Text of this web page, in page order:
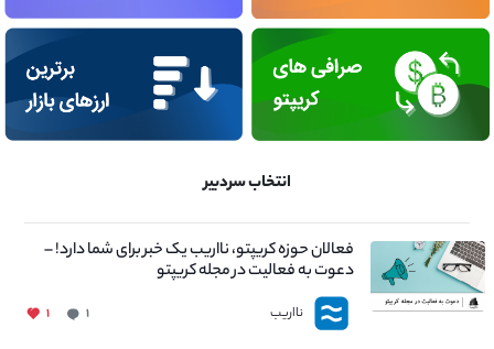
انتخاب سردبیر
فعالان حوزه کریپتو، نااریب یک خبر برای شما دارد! –
دعوت به فعالیت در مجله کریپتو
نااریب ۱ ۱